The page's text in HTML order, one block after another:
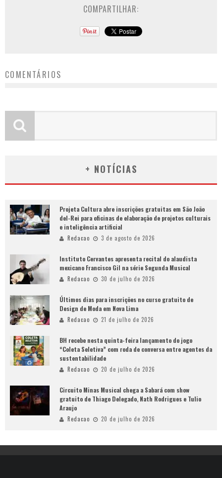
COMPARTILHAR:
COMENTÁRIOS
+ NOTÍCIAS
Projeta Cultura abre inscrições gratuitas em São João
del-Rei para oficinas de elaboração de projetos culturais
e inteligência artificial
Redacao 3 de agosto de 2026
Instituto Cervantes apresenta recital do alaudista
mexicano Francisco Gil na série Segunda Musical
Redacao 30 de julho de 2026
Últimos dias para inscrições no curso gratuito de
Design de Moda em Nova Lima
Redacao 21 de julho de 2026
BH recebe nesta quinta-feira lançamento do jogo
“Coleta Seletiva” com roda de conversa entre agentes da
sustentabilidade
Redacao 20 de julho de 2026
Circuito Minas Musical chega a Sabará com show
gratuito de Thiago Delegado, Nath Rodrigues e Tulio
Araujo
Redacao 20 de julho de 2026